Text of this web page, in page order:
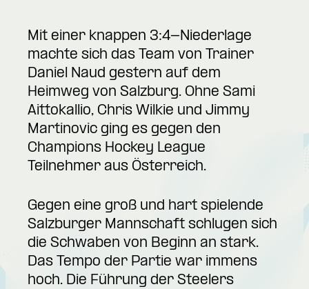
Mit einer knappen 3:4-Niederlage
machte sich das Team von Trainer
Daniel Naud gestern auf dem
Heimweg von Salzburg. Ohne Sami
Aittokallio, Chris Wilkie und Jimmy
Martinovic ging es gegen den
Champions Hockey League
Teilnehmer aus Österreich.
Gegen eine groß und hart spielende
Salzburger Mannschaft schlugen sich
die Schwaben von Beginn an stark.
Das Tempo der Partie war immens
hoch. Die Führung der Steelers